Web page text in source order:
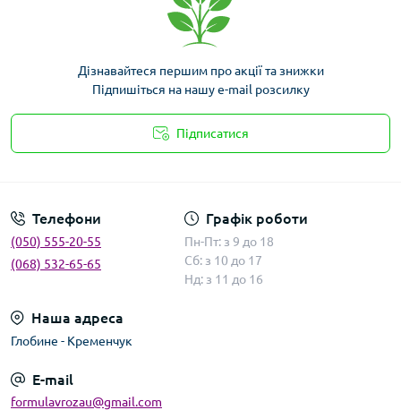
Дізнавайтеся першим про акції та знижки
Підпишіться на нашу e-mail розсилку
Підписатися
Телефони
(050) 555-20-55
(068) 532-65-65
Графік роботи
Пн-Пт: з 9 до 18
Сб: з 10 до 17
Нд: з 11 до 16
Наша адреса
Глобине - Кременчук
E-mail
formulavrozau@gmail.com